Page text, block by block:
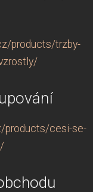
products/trzby-
products/cesi-se-